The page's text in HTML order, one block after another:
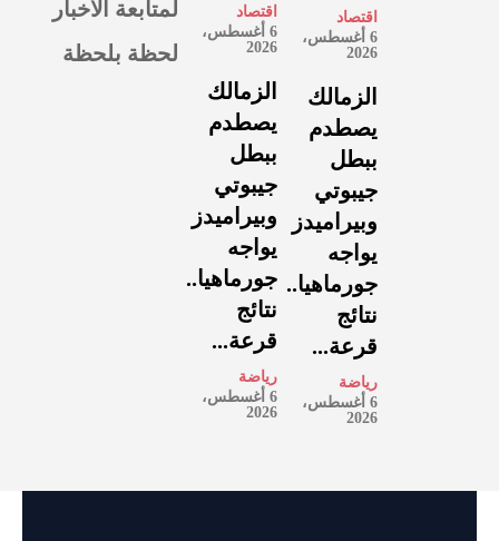
اقتصاد
6 أغسطس،
2026
الزمالك
يصطدم
ببطل
جيبوتي
وبيراميدز
يواجه
جورماهيا..
نتائج
قرعة...
رياضة
6 أغسطس،
2026
اقتصاد
6 أغسطس،
2026
الزمالك
يصطدم
ببطل
جيبوتي
وبيراميدز
يواجه
جورماهيا..
نتائج
قرعة...
رياضة
6 أغسطس،
2026
لمتابعة الأخبار
لحظة بلحظة